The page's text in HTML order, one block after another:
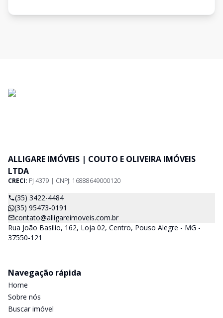
ALLIGARE IMÓVEIS | COUTO E OLIVEIRA IMÓVEIS
LTDA
CRECI: PJ 4379 | CNPJ: 16888649000120
(35) 3422-4484
(35) 95473-0191
contato@alligareimoveis.com.br
Rua João Basílio, 162, Loja 02, Centro, Pouso Alegre - MG -
37550-121
Navegação rápida
Home
Sobre nós
Buscar imóvel